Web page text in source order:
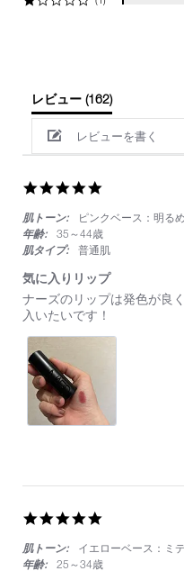
レビュー (162)
レビューを書く
rating
肌トーン:
ピンクベース：明る
年齢:
35～44歳
肌タイプ:
普通肌
気に入りリップ
Review
by
Sep
2025
review
stating
入
り
リ
ナーズのリップは発色が良
入いたいです！
rating
肌トーン:
イエローベース：ミ
年齢:
25～34歳